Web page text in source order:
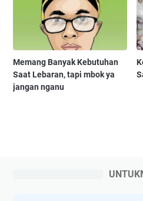
Memang Banyak Kebutuhan
Saat Lebaran, tapi mbok ya
jangan nganu